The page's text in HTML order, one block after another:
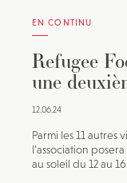
EN CONTINU
Refugee
une
12.06.24
Parmi les 11 autres
l’association
au soleil du 12 au